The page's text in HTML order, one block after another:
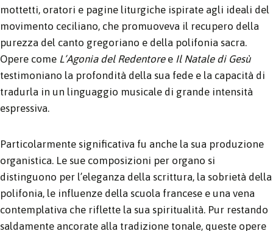
mottetti, oratori e pagine liturgiche ispirate agli ideali del
movimento ceciliano, che promuoveva il recupero della
purezza del canto gregoriano e della polifonia sacra.
Opere come L’Agonia del Redentoree Il Natale di Gesù
testimoniano la profondità della sua fede e la capacità di
tradurla in un linguaggio musicale di grande intensità
espressiva.
Particolarmente significativa fu anche la sua produzione
organistica. Le sue composizioni per organo si
distinguono per l’eleganza della scrittura, la sobrietà della
polifonia, le influenze della scuola francese e una vena
contemplativa che riflette la sua spiritualità. Pur restando
saldamente ancorate alla tradizione tonale, queste opere